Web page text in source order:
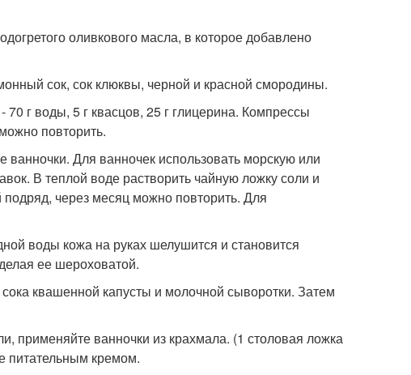
оливкового масла, в которое добавлено
сок, сок клюквы, черной и красной смородины.
г воды, 5 г квасцов, 25 г глицерина. Компрессы
повторить.
Для ванночек использовать морскую или
В теплой воде растворить чайную ложку соли и
через месяц можно повторить. Для
воды кожа на руках шелушится и становится
ее шероховатой.
квашенной капусты и молочной сыворотки. Затем
применяйте ванночки из крахмала. (1 столовая ложка
питательным кремом.